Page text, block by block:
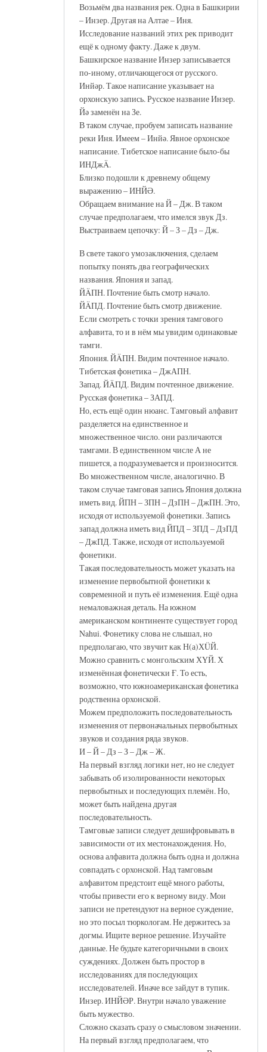
Возьмём два названия рек. Одна в Башкирии
– Инзер. Другая на Алтае – Иня.
Исследование названий этих рек приводит
ещё к одному факту. Даже к двум.
Башкирское название Инзер записывается
по-иному, отличающегося от русского.
Инйәр. Такое написание указывает на
орхонскую запись. Русское название Инзер.
Йә заменён на Зе.
В таком случае, пробуем записать название
реки Иня. Имеем – Инйә. Явное орхонское
написание. Тибетское написание было-бы
ИНДжÄ.
Близко подошли к древнему общему
выражению – ИНЙӘ.
Обращаем внимание на Й – Дж. В таком
случае предполагаем, что имелся звук Дз.
Выстраиваем цепочку: Й – З – Дз – Дж.
В свете такого умозаключения, сделаем
попытку понять два географических
названия. Япония и запад.
ЙÄПН. Почтение быть смотр начало.
ЙÄПД. Почтение быть смотр движение.
Если смотреть с точки зрения тамгового
алфавита, то и в нём мы увидим одинаковые
тамги.
Япония. ЙÄПН. Видим почтенное начало.
Тибетская фонетика – ДжАПН.
Запад. ЙÄПД. Видим почтенное движение.
Русская фонетика – ЗАПД.
Но, есть ещё один нюанс. Тамговый алфавит
разделяется на единственное и
множественное число. они различаются
тамгами. В единственном числе А не
пишется, а подразумевается и произносится.
Во множественном числе, аналогично. В
таком случае тамговая запись Япония должна
иметь вид. ЙПН – ЗПН – ДзПН – ДжПН. Это,
исходя от используемой фонетики. Запись
запад должна иметь вид ЙПД – ЗПД – ДзПД
– ДжПД. Также, исходя от используемой
фонетики.
Такая последовательность может указать на
изменение первобытной фонетики к
современной и путь её изменения. Ещё одна
немаловажная деталь. На южном
американском континенте существует город
Nahui. Фонетику слова не слышал, но
предполагаю, что звучит как Н(а)ХÜЙ.
Можно сравнить с монгольским ХҮЙ. Х
изменённая фонетически Ғ. То есть,
возможно, что южноамериканская фонетика
родственна орхонской.
Можем предположить последовательность
изменения от первоначальных первобытных
звуков и создания ряда звуков.
И – Й – Дз – З – Дж – Ж.
На первый взгляд логики нет, но не следует
забывать об изолированности некоторых
первобытных и последующих племён. Но,
может быть найдена другая
последовательность.
Тамговые записи следует дешифровывать в
зависимости от их местонахождения. Но,
основа алфавита должна быть одна и должна
совпадать с орхонской. Над тамговым
алфавитом предстоит ещё много работы,
чтобы привести его к верному виду. Мои
записи не претендуют на верное суждение,
но это посыл тюркологам. Не держитесь за
догмы. Ищите верное решение. Изучайте
данные. Не будьте категоричными в своих
суждениях. Должен быть простор в
исследованиях для последующих
исследователей. Иначе все зайдут в тупик.
Инзер. ИНЙӘР. Внутри начало уважение
быть мужество.
Сложно сказать сразу о смысловом значении.
На первый взгляд предполагаем, что